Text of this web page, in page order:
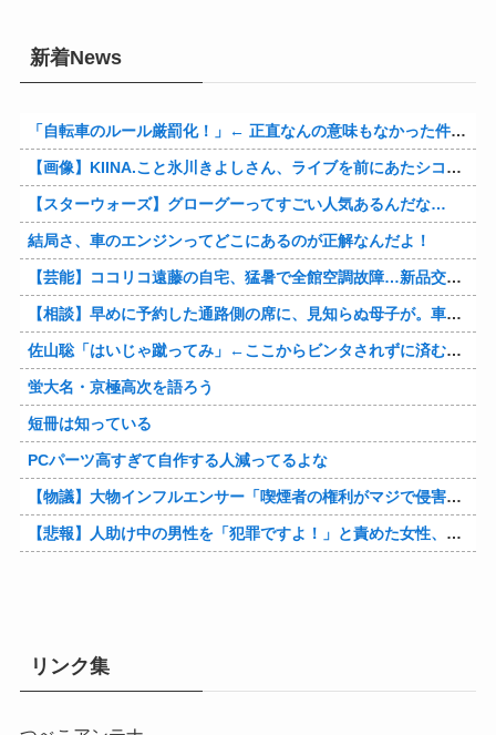
新着News
「自転車のルール厳罰化！」← 正直なんの意味もなかった件www
【画像】KIINA.こと氷川きよしさん、ライブを前にあたシコ欲全開www
【スターウォーズ】グローグーってすごい人気あるんだな…
結局さ、車のエンジンってどこにあるのが正解なんだよ！
【芸能】ココリコ遠藤の自宅、猛暑で全館空調故障…新品交換費300万円…高額費用に「高すぎる」
【相談】早めに予約した通路側の席に、見知らぬ母子が。車掌の呼びかけにも「目を閉じて無視」して居座られました。無理やり奪われた席は、結局“やったもん勝ち”になってしまうのでしょうか？
佐山聡「はいじゃ蹴ってみ」←ここからビンタされずに済む方法
蛍大名・京極高次を語ろう
短冊は知っている
PCパーツ高すぎて自作する人減ってるよな
【物議】大物インフルエンサー「喫煙者の権利がマジで侵害されてる。いくら税金払ってるんだ」他
【悲報】人助け中の男性を「犯罪ですよ！」と責めた女性、警察が来た瞬間逃げる他
リンク集